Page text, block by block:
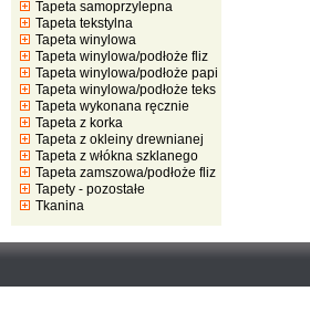
Tapeta samoprzylepna
Tapeta tekstylna
Tapeta winylowa
Tapeta winylowa/podłoże fliz
Tapeta winylowa/podłoże papi
Tapeta winylowa/podłoże teks
Tapeta wykonana ręcznie
Tapeta z korka
Tapeta z okleiny drewnianej
Tapeta z włókna szklanego
Tapeta zamszowa/podłoże fliz
Tapety - pozostałe
Tkanina